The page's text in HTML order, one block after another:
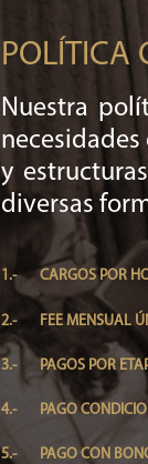
POLÍTICA
Nuestra
y
diversas
1.- CARGOS POR
2.- FEE MENSUAL
3.- PAGOS POR
4.- PAGO
5.- PAGO CON